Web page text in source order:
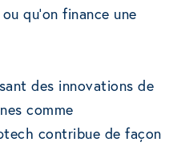
qu’on finance une
des innovations de
comme
contribue de façon